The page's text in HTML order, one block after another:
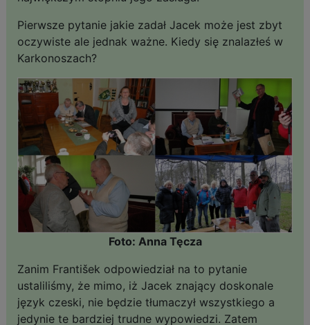
Pierwsze pytanie jakie zadał Jacek może jest zbyt
oczywiste ale jednak ważne. Kiedy się znalazłeś w
Karkonoszach?
Foto: Anna Tęcza
Zanim František odpowiedział na to pytanie
ustaliliśmy, że mimo, iż Jacek znający doskonale
język czeski, nie będzie tłumaczył wszystkiego a
jedynie te bardziej trudne wypowiedzi. Zatem